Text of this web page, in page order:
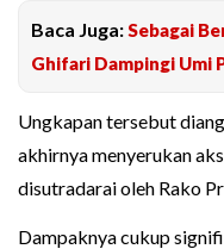
Baca Juga: Sebagai
Ghifari Dampingi Umi
Ungkapan tersebut
akhirnya menyerukan
disutradarai oleh Rako
Dampaknya cukup